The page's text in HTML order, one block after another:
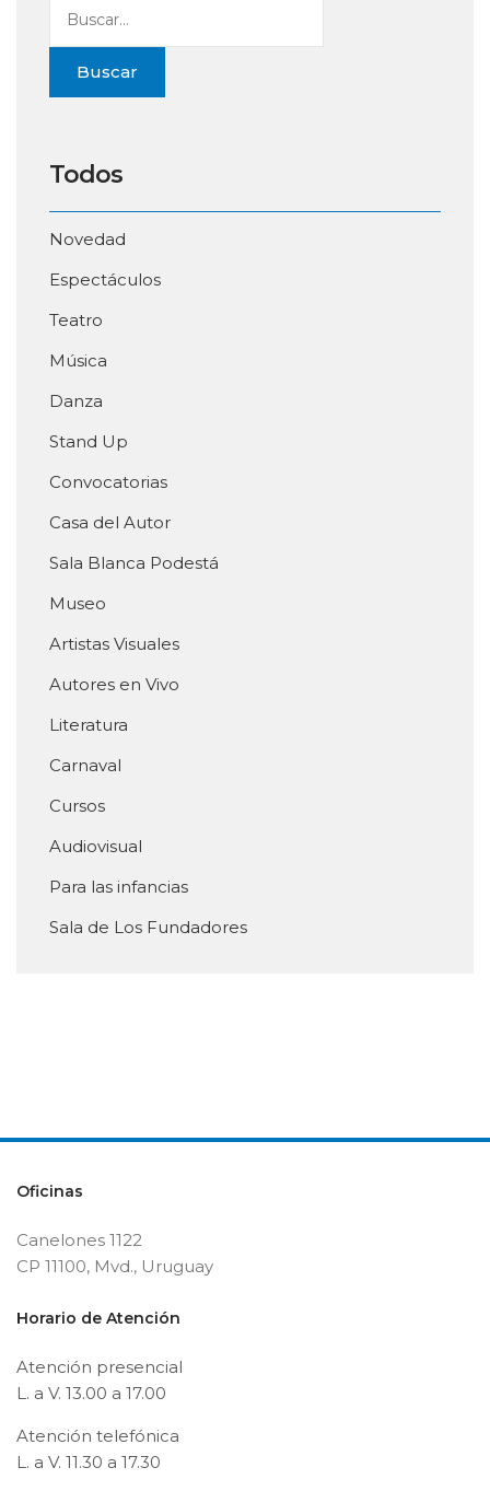
Buscar
Todos
Novedad
Espectáculos
Teatro
Música
Danza
Stand Up
Convocatorias
Casa del Autor
Sala Blanca Podestá
Museo
Artistas Visuales
Autores en Vivo
Literatura
Carnaval
Cursos
Audiovisual
Para las infancias
Sala de Los Fundadores
Oficinas
Canelones 1122
CP 11100, Mvd., Uruguay
Horario de Atención
Atención presencial
L. a V. 13.00 a 17.00
Atención telefónica
L. a V. 11.30 a 17.30